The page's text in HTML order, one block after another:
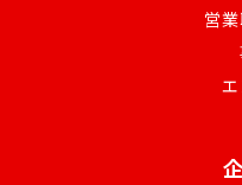
営業